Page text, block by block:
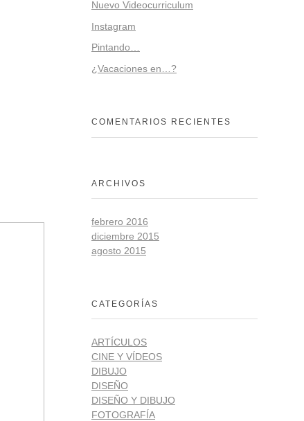
Nuevo Videocurriculum
Instagram
Pintando…
¿Vacaciones en…?
COMENTARIOS RECIENTES
ARCHIVOS
febrero 2016
diciembre 2015
agosto 2015
CATEGORÍAS
ARTÍCULOS
CINE Y VÍDEOS
DIBUJO
DISEÑO
DISEÑO Y DIBUJO
FOTOGRAFÍA